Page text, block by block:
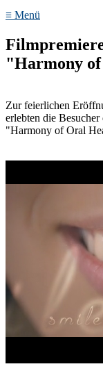
≡ Menü
"Harmony
Zur feierlichen
erlebten die
"Harmony of Oral